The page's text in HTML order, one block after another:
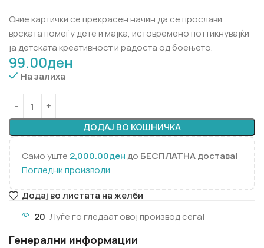
Овие картички се прекрасен начин да се прослави
врската помеѓу дете и мајка, истовремено поттикнувајќи
ја детската креативност и радоста од боењето.
99.00ден
На залиха
ДОДАЈ ВО КОШНИЧКА
Само уште 2,000.00дендо БЕСПЛАТНА достава!
Погледни производи
Додај во листата на желби
20 Луѓе го гледаат овој производ сега!
Генерални информации